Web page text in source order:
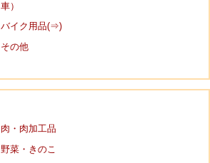
車）
バイク用品(⇒)
その他
肉・肉加工品
野菜・きのこ